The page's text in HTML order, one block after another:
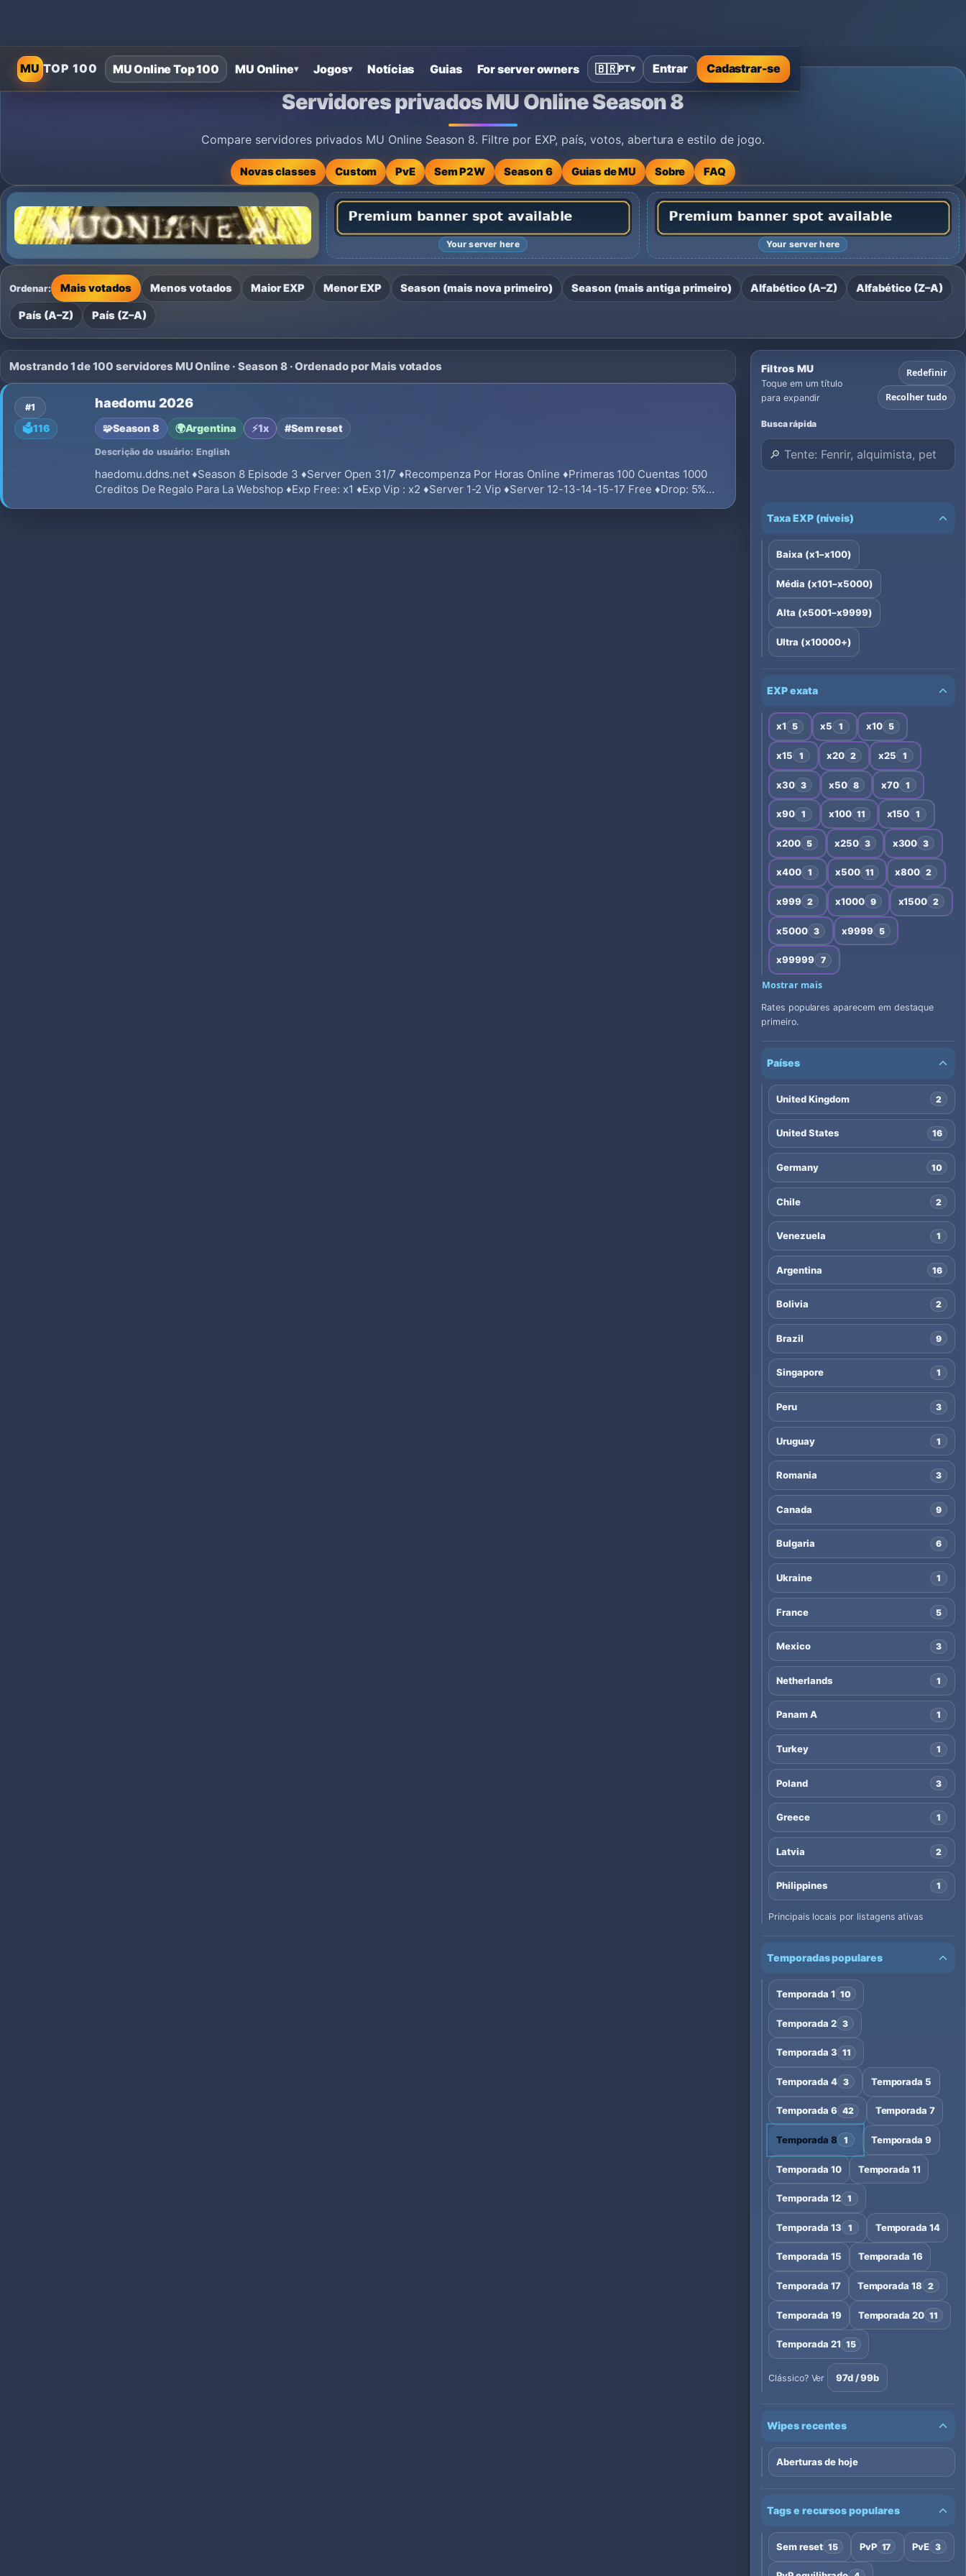
MUTOP 100 MU Online Top 100 MU Online▾ Jogos▾ Notícias Guias For server owners 🇧🇷PT▾ Entrar Cadastrar-se
Home›MU Online Private Servers ›Servidores privados MU Online Season 8
Servidores privados MU Online Season 8
Compare servidores privados MU Online Season 8. Filtre por EXP, país, votos, abertura e estilo de jogo.
Novas classes Custom PvE Sem P2W Season 6 Guias de MU Sobre FAQ
Your server here Your server here
Ordenar: Mais votados Menos votados Maior EXP Menor EXP Season (mais nova primeiro) Season (mais antiga primeiro) Alfabético (A–Z) Alfabético (Z–A)
País (A–Z) País (Z–A)
Mostrando 1 de 100 servidores MU Online · Season 8 · Ordenado por Mais votados
#1
🗳️116
haedomu 2026
🧩Season 8 🌍Argentina ⚡1x #Sem reset
Descrição do usuário: English
haedomu.ddns.net ♦Season 8 Episode 3 ♦Server Open 31/7 ♦Recompenza Por Horas Online ♦Primeras 100 Cuentas 1000
Creditos De Regalo Para La Webshop ♦Exp Free: x1 ♦Exp Vip : x2 ♦Server 1-2 Vip ♦Server 12-13-14-15-17 Free ♦Drop: 5%
Filtros MU
Toque em um título
para expandir
Redefinir
Recolher tudo
Busca rápida
Taxa EXP (níveis)
Baixa (x1–x100)
Média (x101–x5000)
Alta (x5001–x9999)
Ultra (x10000+)
EXP exata
x1 5 x5 1 x10 5
x15 1 x20 2 x25 1
x30 3 x50 8 x70 1
x90 1 x100 11 x150 1
x200 5 x250 3 x300 3
x400 1 x500 11 x800 2
x999 2 x1000 9 x1500 2
x5000 3 x9999 5
x99999 7
Mostrar mais
Rates populares aparecem em destaque
primeiro.
Países
United Kingdom 2
United States 16
Germany 10
Chile 2
Venezuela 1
Argentina 16
Bolivia 2
Brazil 9
Singapore 1
Peru 3
Uruguay 1
Romania 3
Canada 9
Bulgaria 6
Ukraine 1
France 5
Mexico 3
Netherlands 1
Panam A 1
Turkey 1
Poland 3
Greece 1
Latvia 2
Philippines 1
Principais locais por listagens ativas
Temporadas populares
Temporada 1 10
Temporada 2 3
Temporada 3 11
Temporada 4 3 Temporada 5
Temporada 6 42 Temporada 7
Temporada 8 1 Temporada 9
Temporada 10 Temporada 11
Temporada 12 1
Temporada 13 1 Temporada 14
Temporada 15 Temporada 16
Temporada 17 Temporada 18 2
Temporada 19 Temporada 20 11
Temporada 21 15
Clássico? Ver 97d / 99b
Wipes recentes
Aberturas de hoje
Tags e recursos populares
Sem reset 15 PvP 17 PvE 3